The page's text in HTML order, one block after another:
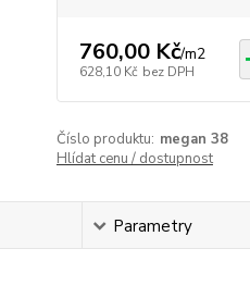
760,00 Kč/m2
628,10 Kč bez DPH
Číslo produktu: megan 38
Hlídat cenu / dostupnost
Parametry